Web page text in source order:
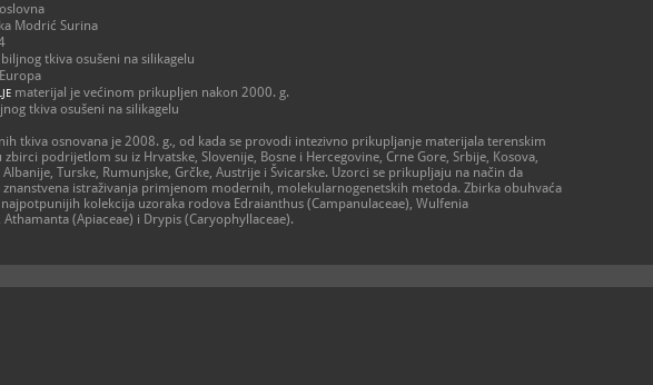
Modrić Surina
tkiva osušeni na silikagelu
materijal je većinom prikupljen nakon 2000. g.
tkiva osušeni na silikagelu
tkiva osnovana je 2008. g., od kada se provodi intezivno prikupljanje materijala terenskim
podrijetlom su iz Hrvatske, Slovenije, Bosne i Hercegovine, Crne Gore, Srbije, Kosova,
Turske, Rumunjske, Grčke, Austrije i Švicarske. Uzorci se prikupljaju na način da
istraživanja primjenom modernih, molekularnogenetskih metoda. Zbirka obuhvaća
kolekcija uzoraka rodova Edraianthus (Campanulaceae), Wulfenia
Athamanta (Apiaceae) i Drypis (Caryophyllaceae).